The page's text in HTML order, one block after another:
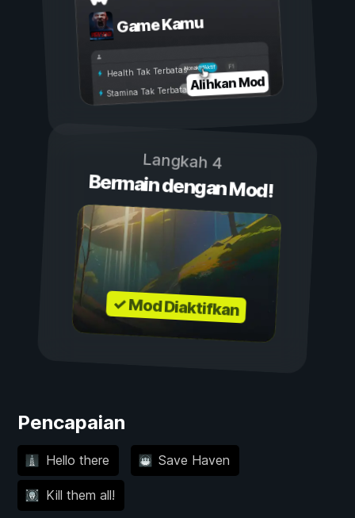
Game Kamu
Aktif
Nonaktif
Health Tak Terbatas
Stamina Tak TerbatasAlihkan Mod
Langkah 4
Bermain dengan Mod!
✓ Mod Diaktifkan
Pencapaian
Hello there Save Haven
Kill them all!